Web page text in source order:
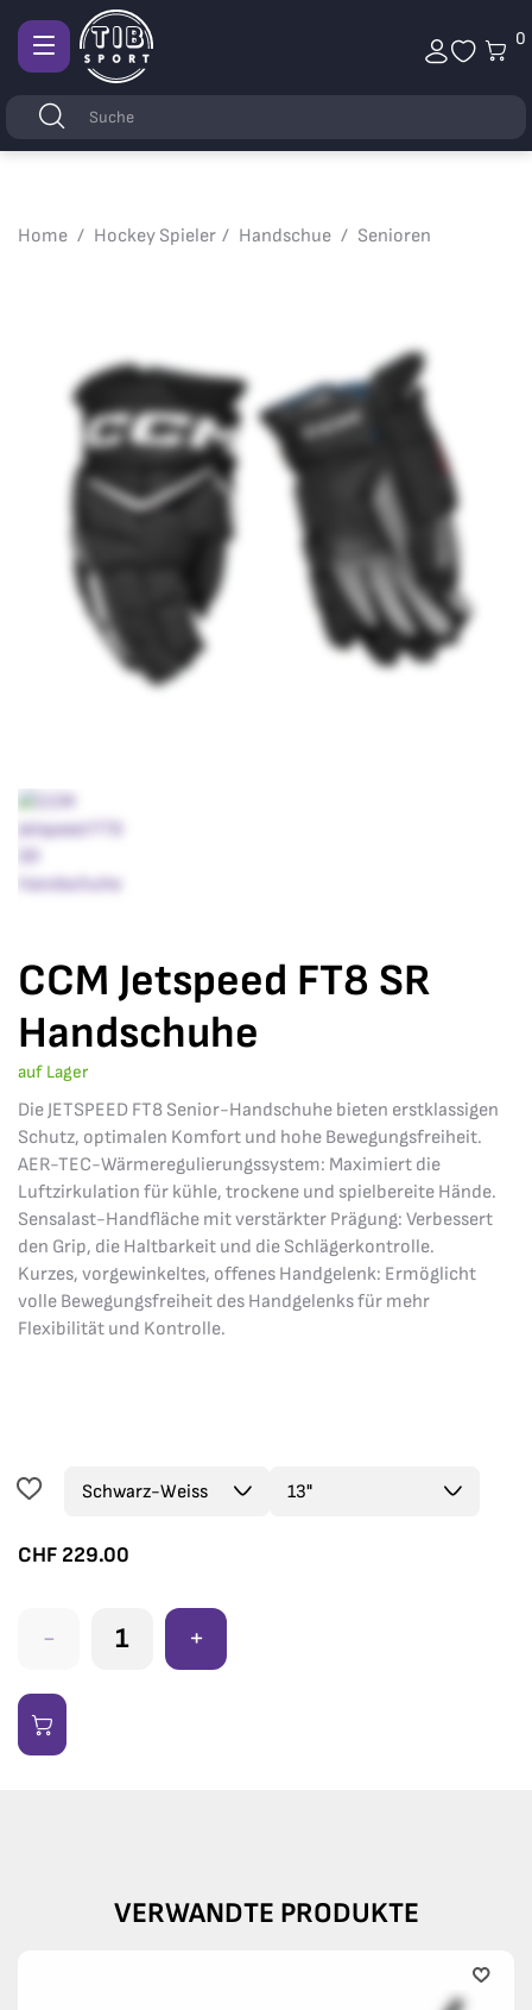
0
StichwörterSuchen
Afficher
navigation
Home Hockey Spieler Handschue Senioren
CCM Jetspeed FT8 SR
Handschuhe
auf Lager
Die JETSPEED FT8 Senior-Handschuhe bieten erstklassigen
Schutz, optimalen Komfort und hohe Bewegungsfreiheit.
AER-TEC-Wärmeregulierungssystem: Maximiert die
Luftzirkulation für kühle, trockene und spielbereite Hände.
Sensalast-Handfläche mit verstärkter Prägung: Verbessert
den Grip, die Haltbarkeit und die Schlägerkontrolle.
Kurzes, vorgewinkeltes, offenes Handgelenk: Ermöglicht
volle Bewegungsfreiheit des Handgelenks für mehr
Flexibilität und Kontrolle.
CHF 229.00
- +
VERWANDTE PRODUKTE